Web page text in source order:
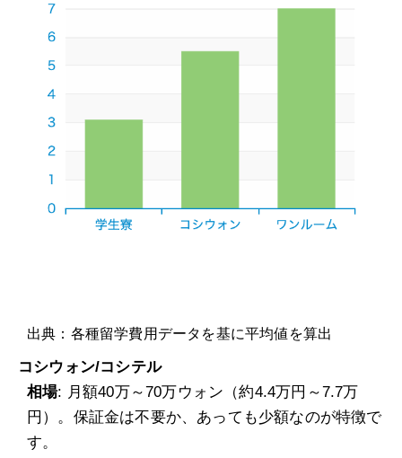
出典：各種留学費用データを基に平均値を算出
コシウォン/コシテル
相場: 月額40万～70万ウォン（約4.4万円～7.7万
円）。保証金は不要か、あっても少額なのが特徴で
す。